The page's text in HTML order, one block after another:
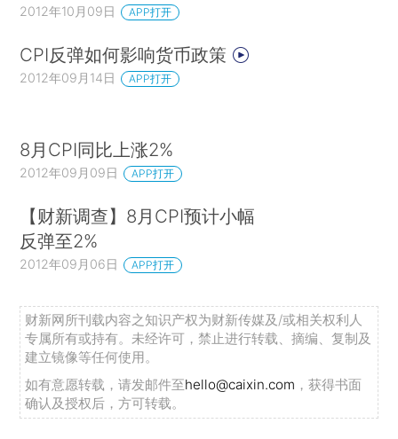
2012年10月09日 APP打开
CPI反弹如何影响货币政策
2012年09月14日 APP打开
8月CPI同比上涨2%
2012年09月09日 APP打开
【财新调查】8月CPI预计小幅
反弹至2%
2012年09月06日 APP打开
财新网所刊载内容之知识产权为财新传媒及/或相关权利人
专属所有或持有。未经许可，禁止进行转载、摘编、复制及
建立镜像等任何使用。
如有意愿转载，请发邮件至hello@caixin.com ，获得书面
确认及授权后，方可转载。